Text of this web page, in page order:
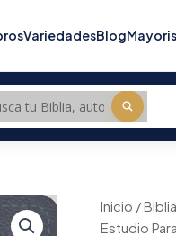
VariedadesBlog
Inicio /Biblia
Estudio
Biblia
NBLA/De